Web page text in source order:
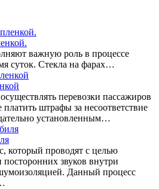
важную роль в процессе
суток. Стекла на фарах…
перевозки пассажиров
штрафы за несоответствие
установленным…
который проводят с целью
звуков внутри
Данный процесс